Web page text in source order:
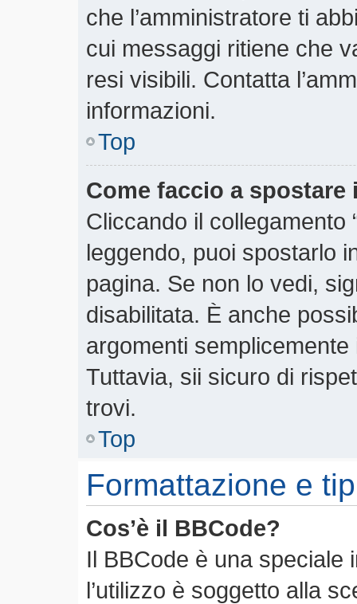
che l’amministratore ti
cui messaggi ritiene che
resi visibili. Contatta
informazioni.
Top
Come faccio a
Cliccando il collegamento
leggendo, puoi spostarlo
pagina. Se non lo vedi,
disabilitata. È anche
argomenti
Tuttavia, sii sicuro di
trovi.
Top
Formattazione e
Cos’è il BBCode?
Il BBCode è una speciale
l’utilizzo è soggetto alla